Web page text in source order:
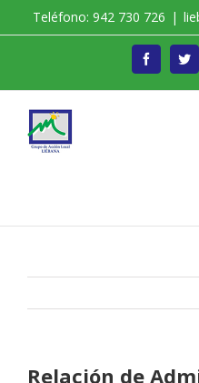
Teléfono: 942 730 726 |
Facebook
Relación de